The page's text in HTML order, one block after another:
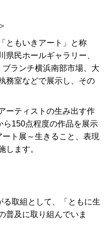
ともいきアート」と称
県民ホールギャラリー、
ランチ横浜南部市場、大
務室などで展示し、その
ーティストの生み出す作
150点程度の作品を展示
ト展～生きること、表現
します。
取組として、「ともに生
普及に取り組んでいま